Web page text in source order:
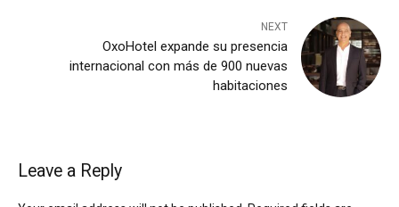
NEXT
OxoHotel expande su presencia
internacional con más de 900 nuevas
habitaciones
Leave a Reply